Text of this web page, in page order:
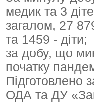
медик та 3
загалом, 27
та 1459 - діти;
за добу, що
початку
Підготовлено
ОДА та ДУ